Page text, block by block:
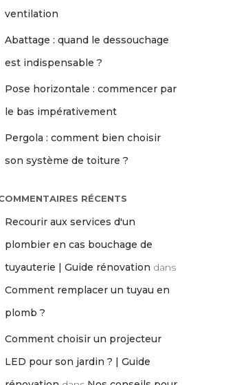
ventilation
Abattage : quand le dessouchage
est indispensable ?
Pose horizontale : commencer par
le bas impérativement
Pergola : comment bien choisir
son système de toiture ?
RÉCENTS
Recourir aux services d'un
plombier en cas bouchage de
tuyauterie | Guide rénovation dans
Comment remplacer un tuyau en
plomb ?
Comment choisir un projecteur
LED pour son jardin ? | Guide